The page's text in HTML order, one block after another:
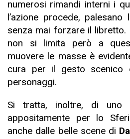
numerosi rimandi interni i
l’azione procede, palesano
senza mai forzare il libretto.
non si limita però a
muovere le masse è
cura per il gesto scenico
personaggi.
Si tratta, inoltre, di uno
appositamente per lo
anche dalle belle scene di